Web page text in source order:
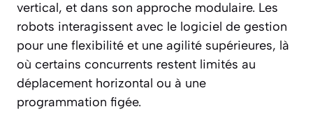
vertical, et dans son approche modulaire. Les
robots interagissent avec le logiciel de gestion
pour une flexibilité et une agilité supérieures, là
où certains concurrents restent limités au
déplacement horizontal ou à une
programmation figée.